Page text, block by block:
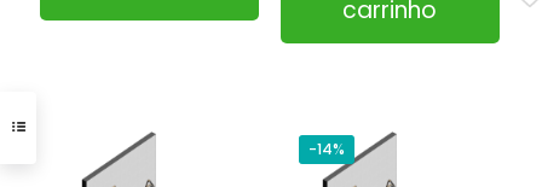
R$32,89.
carrinho
-14%